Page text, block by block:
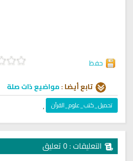
حفظ
تابع أيضا :مواضيع ذات صلة
تحميل_كتب_علوم_القرآن ,
التعليقات : 0 تعليق